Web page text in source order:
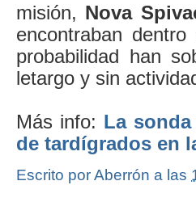
misión, Nova
encontraban
probabilidad han
letargo y sin
Más info: La
de tardígrados en
Escrito por Aberrón a las